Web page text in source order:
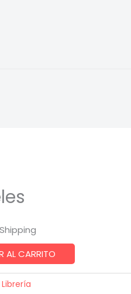
AL CARRITO
Librería